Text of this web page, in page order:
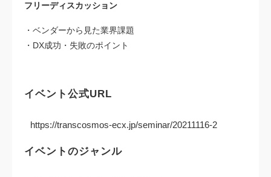
フリーディスカッション
・ベンダーから見た業界課題
・DX成功・失敗のポイント
イベント公式URL
https://transcosmos-ecx.jp/seminar/20211116-2
イベントのジャンル